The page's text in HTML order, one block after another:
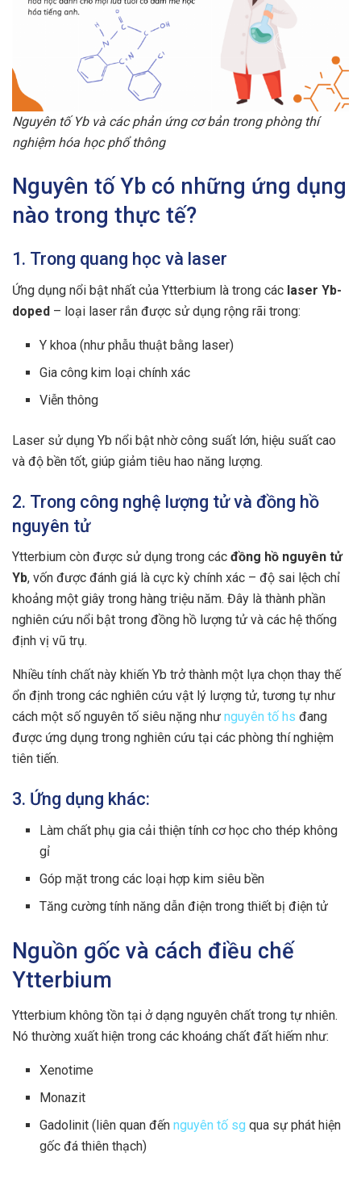
Nguyên tố Yb và các phản ứng cơ bản trong phòng thí
nghiệm hóa học phổ thông
Nguyên tố Yb có những ứng dụng
nào trong thực tế?
1. Trong quang học và laser
Ứng dụng nổi bật nhất của Ytterbium là trong các laser Yb-
doped – loại laser rắn được sử dụng rộng rãi trong:
Y khoa (như phẫu thuật bằng laser)
Gia công kim loại chính xác
Viễn thông
Laser sử dụng Yb nổi bật nhờ công suất lớn, hiệu suất cao
và độ bền tốt, giúp giảm tiêu hao năng lượng.
2. Trong công nghệ lượng tử và đồng hồ
nguyên tử
Ytterbium còn được sử dụng trong các đồng hồ nguyên tử
Yb, vốn được đánh giá là cực kỳ chính xác – độ sai lệch chỉ
khoảng một giây trong hàng triệu năm. Đây là thành phần
nghiên cứu nổi bật trong đồng hồ lượng tử và các hệ thống
định vị vũ trụ.
Nhiều tính chất này khiến Yb trở thành một lựa chọn thay thế
ổn định trong các nghiên cứu vật lý lượng tử, tương tự như
cách một số nguyên tố siêu nặng như nguyên tố hs đang
được ứng dụng trong nghiên cứu tại các phòng thí nghiệm
tiên tiến.
3. Ứng dụng khác:
Làm chất phụ gia cải thiện tính cơ học cho thép không
gỉ
Góp mặt trong các loại hợp kim siêu bền
Tăng cường tính năng dẫn điện trong thiết bị điện tử
Nguồn gốc và cách điều chế
Ytterbium
Ytterbium không tồn tại ở dạng nguyên chất trong tự nhiên.
Nó thường xuất hiện trong các khoáng chất đất hiếm như:
Xenotime
Monazit
Gadolinit (liên quan đếnnguyên tố sg qua sự phát hiện
gốc đá thiên thạch)